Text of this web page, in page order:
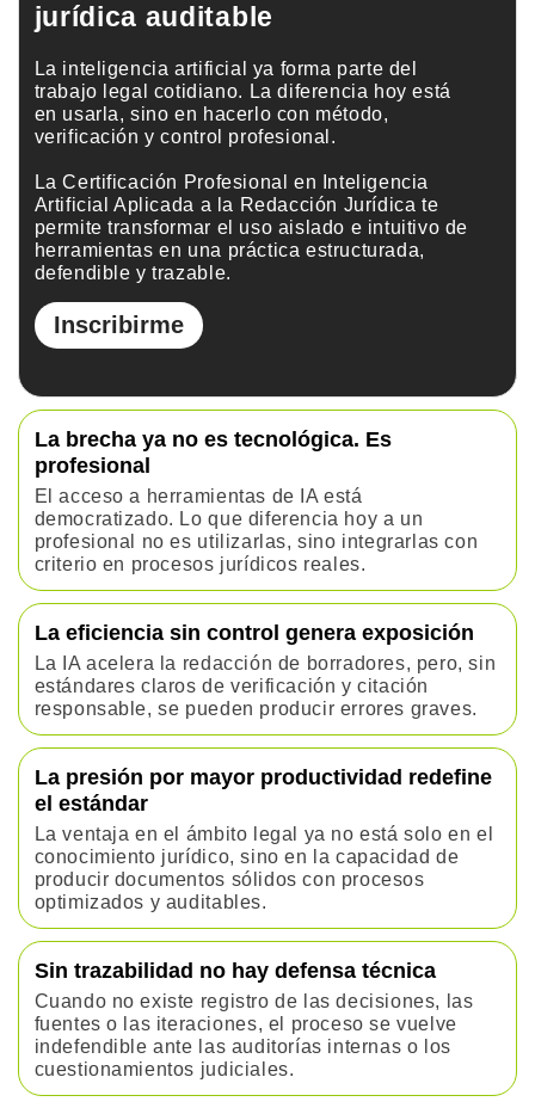
jurídica auditable
La inteligencia artificial ya forma parte del
trabajo legal cotidiano. La diferencia hoy está
en usarla, sino en hacerlo con método,
verificación y control profesional.
La Certificación Profesional en Inteligencia
Artificial Aplicada a la Redacción Jurídica te
permite transformar el uso aislado e intuitivo de
herramientas en una práctica estructurada,
defendible y trazable.
Inscribirme
La brecha ya no es tecnológica. Es
profesional
El acceso a herramientas de IA está
democratizado. Lo que diferencia hoy a un
profesional no es utilizarlas, sino integrarlas con
criterio en procesos jurídicos reales.
La eficiencia sin control genera exposición
La IA acelera la redacción de borradores, pero, sin
estándares claros de verificación y citación
responsable, se pueden producir errores graves.
La presión por mayor productividad redefine
el estándar
La ventaja en el ámbito legal ya no está solo en el
conocimiento jurídico, sino en la capacidad de
producir documentos sólidos con procesos
optimizados y auditables.
Sin trazabilidad no hay defensa técnica
Cuando no existe registro de las decisiones, las
fuentes o las iteraciones, el proceso se vuelve
indefendible ante las auditorías internas o los
cuestionamientos judiciales.